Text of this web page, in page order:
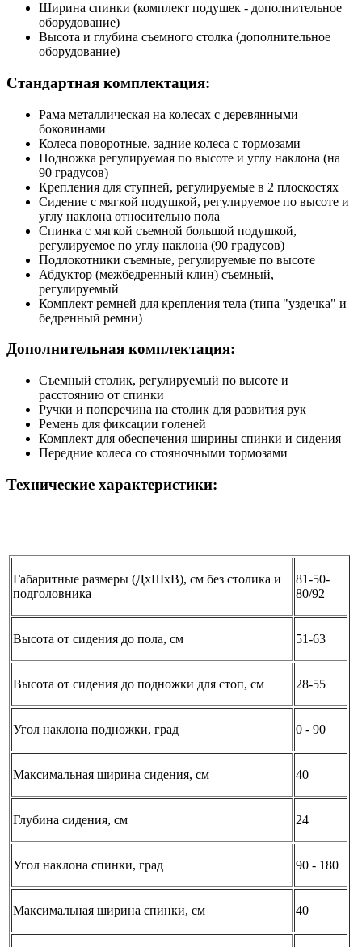
Ширина спинки (комплект подушек - дополнительное
оборудование)
Высота и глубина съемного столка (дополнительное
оборудование)
Стандартная комплектация:
Рама металлическая на колесах с деревянными
боковинами
Колеса поворотные, задние колеса с тормозами
Подножка регулируемая по высоте и углу наклона (на
90 градусов)
Крепления для ступней, регулируемые в 2 плоскостях
Сидение с мягкой подушкой, регулируемое по высоте и
углу наклона относительно пола
Спинка с мягкой съемной большой подушкой,
регулируемое по углу наклона (90 градусов)
Подлокотники съемные, регулируемые по высоте
Абдуктор (межбедренный клин) съемный,
регулируемый
Комплект ремней для крепления тела (типа "уздечка" и
бедренный ремни)
Дополнительная комплектация:
Съемный столик, регулируемый по высоте и
расстоянию от спинки
Ручки и поперечина на столик для развития рук
Ремень для фиксации голеней
Комплект для обеспечения ширины спинки и сидения
Передние колеса со стояночными тормозами
Технические характеристики:
Габаритные размеры (ДхШхВ), см без столика и
подголовника
81-50-
80/92
Высота от сидения до пола, см 51-63
Высота от сидения до подножки для стоп, см 28-55
Угол наклона подножки, град 0 - 90
Максимальная ширина сидения, см 40
Глубина сидения, см 24
Угол наклона спинки, град 90 - 180
Максимальная ширина спинки, см 40